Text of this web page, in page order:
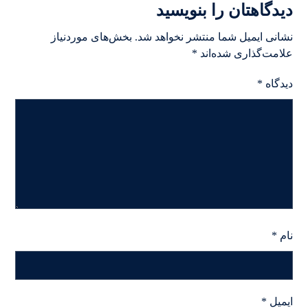
دیدگاهتان را بنویسید
نشانی ایمیل شما منتشر نخواهد شد. بخش‌های موردنیاز
علامت‌گذاری شده‌اند *
دیدگاه *
نام *
ایمیل *